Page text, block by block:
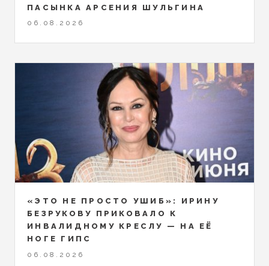
ПАСЫНКА АРСЕНИЯ ШУЛЬГИНА
06.08.2026
«ЭТО НЕ ПРОСТО УШИБ»: ИРИНУ
БЕЗРУКОВУ ПРИКОВАЛО К
ИНВАЛИДНОМУ КРЕСЛУ — НА ЕЁ
НОГЕ ГИПС
06.08.2026